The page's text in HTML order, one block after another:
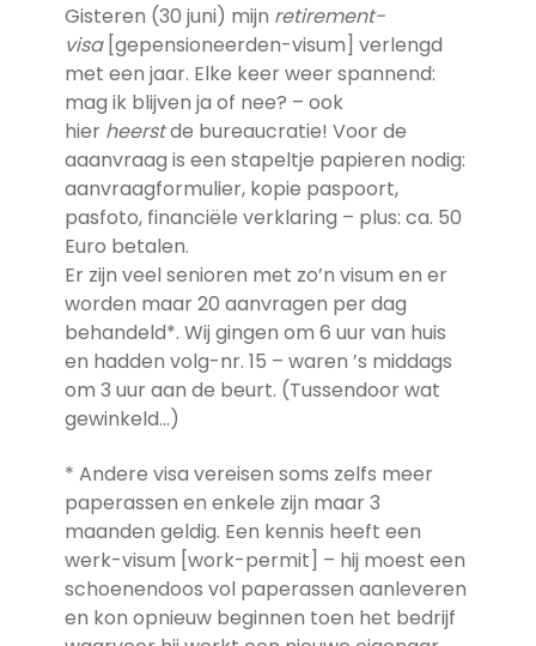
Gisteren (30 juni) mijn retirement-
visa[gepensioneerden-visum] verlengd
met een jaar. Elke keer weer spannend:
mag ik blijven ja of nee? – ook
hier heerstde bureaucratie! Voor de
aaanvraag is een stapeltje papieren nodig:
aanvraagformulier, kopie paspoort,
pasfoto, financiële verklaring – plus: ca. 50
Euro betalen.
Er zijn veel senioren met zo’n visum en er
worden maar 20 aanvragen per dag
behandeld*. Wij gingen om 6 uur van huis
en hadden volg-nr. 15 – waren ’s middags
om 3 uur aan de beurt. (Tussendoor wat
gewinkeld…)
* Andere visa vereisen soms zelfs meer
paperassen en enkele zijn maar 3
maanden geldig. Een kennis heeft een
werk-visum [work-permit] – hij moest een
schoenendoos vol paperassen aanleveren
en kon opnieuw beginnen toen het bedrijf